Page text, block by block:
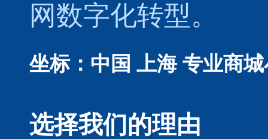
网数字化转型。
坐标：中国 上海 专业商
选择我们的理由